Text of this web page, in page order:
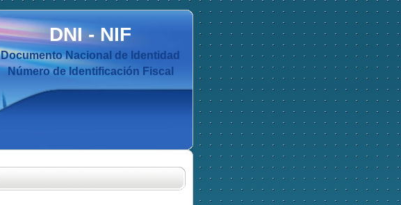
DNI-NIF
Documento Nacional de Identidad
Número de Identificación Fiscal